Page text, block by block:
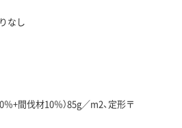
なし
％+間伐材10％）85g／m2、定形〒